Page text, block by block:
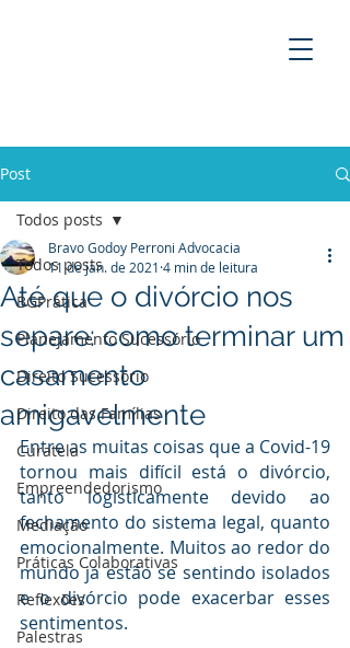
Post
Todos posts
BGPrática
Planejamento Sucessório
Direito Sucessório
Direito das Famílias
Curatela
Empreendedorismo
Mediaçāo
Práticas Colaborativas
Reflexões
Palestras
Todos posts
Até que o divórcio nos
separe: como terminar um
casamento
amigavelmente
Bravo Godoy Perroni Advocacia
11 de jan. de 2021 4 min de leitura
Entre as muitas coisas que a Covid-19
tornou mais difícil está o divórcio,
tanto logisticamente devido ao
fechamento do sistema legal, quanto
emocionalmente. Muitos ao redor do
mundo já estão se sentindo isolados
e o divórcio pode exacerbar esses
sentimentos.